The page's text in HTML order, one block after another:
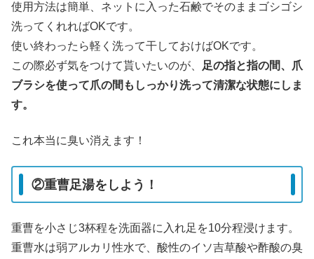
使用方法は簡単、ネットに入った石鹸でそのままゴシゴシ
洗ってくれればOKです。
使い終わったら軽く洗って干しておけばOKです。
この際必ず気をつけて貰いたいのが、
足の指と指の間、爪
ブラシを使って爪の間もしっかり洗って清潔な状態にしま
す。
これ本当に臭い消えます！
②重曹足湯をしよう！
重曹を小さじ3杯程を洗面器に入れ足を10分程浸けます。
重曹水は弱アルカリ性水で、酸性のイソ吉草酸や酢酸の臭